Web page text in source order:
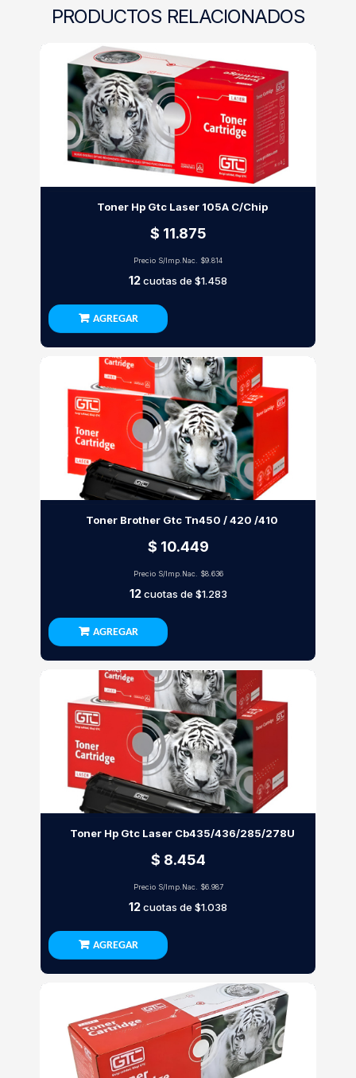
PRODUCTOS RELACIONADOS
Toner Hp Gtc Laser 105A C/Chip
$ 11.875
Precio S/Imp.Nac. $9.814
12cuotas de $1.458
AGREGAR
Toner Brother Gtc Tn450 / 420 /410
$ 10.449
Precio S/Imp.Nac. $8.636
12cuotas de $1.283
AGREGAR
Toner Hp Gtc Laser Cb435/436/285/278U
$ 8.454
Precio S/Imp.Nac. $6.987
12cuotas de $1.038
AGREGAR